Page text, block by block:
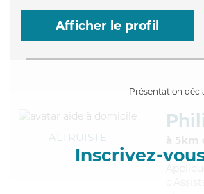
Afficher le profil
Présentation
Inscrivez-
ALTRUISTE à 5km